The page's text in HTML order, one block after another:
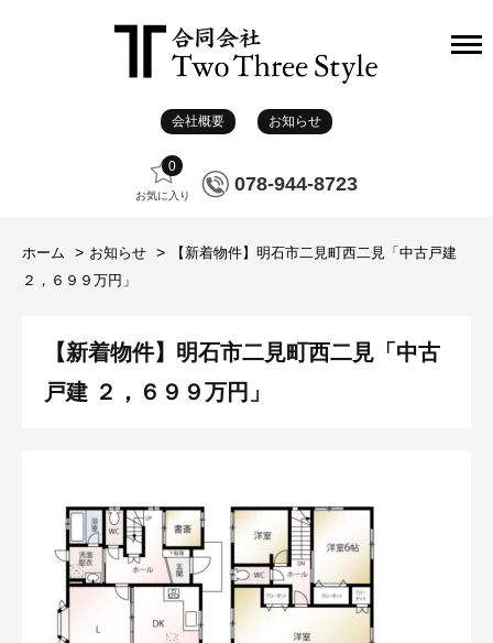
会社概要 お知らせ
0
お気に入り
078-944-8723
ホーム お知らせ
【新着物件】明石市二見町西二見「中古戸建
２，６９９万円」
【新着物件】明石市二見町西二見「中古
戸建 ２，６９９万円」